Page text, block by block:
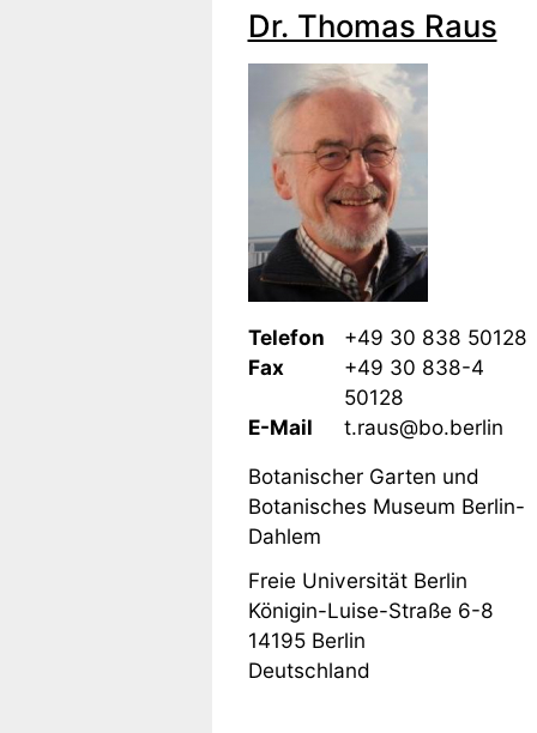
Dr. Thomas Raus
Telefon
+49 30 838 50128
Fax
+49 30 838-4
50128
E-Mail
t.raus@bo.berlin
Botanischer Garten und
Botanisches Museum Berlin-
Dahlem
Freie Universität Berlin
Königin-Luise-Straße 6-8
14195 Berlin
Deutschland